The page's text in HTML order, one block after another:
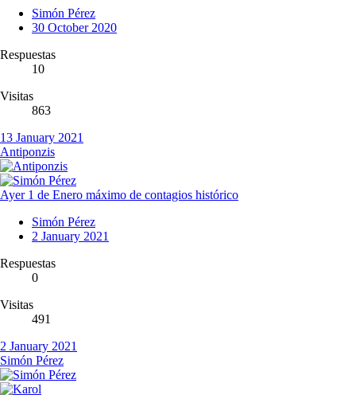
Simón Pérez
30 October 2020
Respuestas
10
Visitas
863
13 January 2021
Antiponzis
Ayer 1 de Enero máximo de contagios histórico
Simón Pérez
2 January 2021
Respuestas
0
Visitas
491
2 January 2021
Simón Pérez